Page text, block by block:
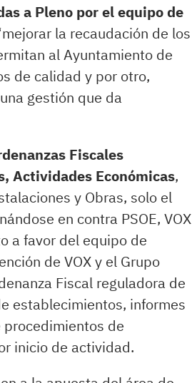
a Pleno por el equipo de
la recaudación de los
al Ayuntamiento de
de calidad y por otro,
gestión que da
Fiscales
Actividades Económicas,
y Obras, solo el
en contra PSOE, VOX
a favor del equipo de
de VOX y el Grupo
Fiscal reguladora de
establecimientos, informes
de
inicio de actividad.